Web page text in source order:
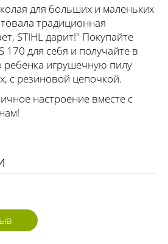
для больших и маленьких
традиционная
STIHL дарит!" Покупайте
170 для себя и получайте в
ребенка игрушечную пилу
с резиновой цепочкой.
настроение вместе с